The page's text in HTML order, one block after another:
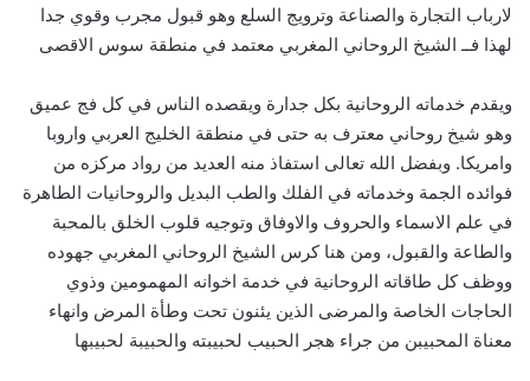
لارباب التجارة والصناعة وترويج السلع وهو قبول مجرب وقوي جدا
لهذا فــ الشيخ الروحاني المغربي معتمد في منطقة سوس الاقصى
ويقدم خدماته الروحانية بكل جدارة ويقصده الناس في كل فج عميق
وهو شيخ روحاني معترف به حتى في منطقة الخليج العربي واروبا
وامريكا. وبفضل الله تعالى استفاذ منه العديد من رواد مركزه من
فوائده الجمة وخدماته في الفلك والطب البديل والروحانيات الطاهرة
في علم الاسماء والحروف والاوفاق وتوجيه قلوب الخلق بالمحبة
والطاعة والقبول، ومن هنا كرس الشيخ الروحاني المغربي جهوده
ووظف كل طاقاته الروحانية في خدمة اخوانه المهمومين وذوي
الحاجات الخاصة والمرضى الذين يئنون تحت وطأة المرض وانهاء
معناة المحبيبن من جراء هجر الحبيب لحبيبته والحبيبة لحبيبها